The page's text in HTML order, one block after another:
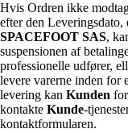
Hvis Ordren ikke
efter den
SPACEFOOT SAS,
suspensionen af
professionelle udfører,
levere varerne inden for
levering kan Kunden
kontakte Kunde-
kontaktformularen.